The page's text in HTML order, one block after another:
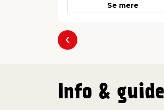
Se mere
Forrige
Info &